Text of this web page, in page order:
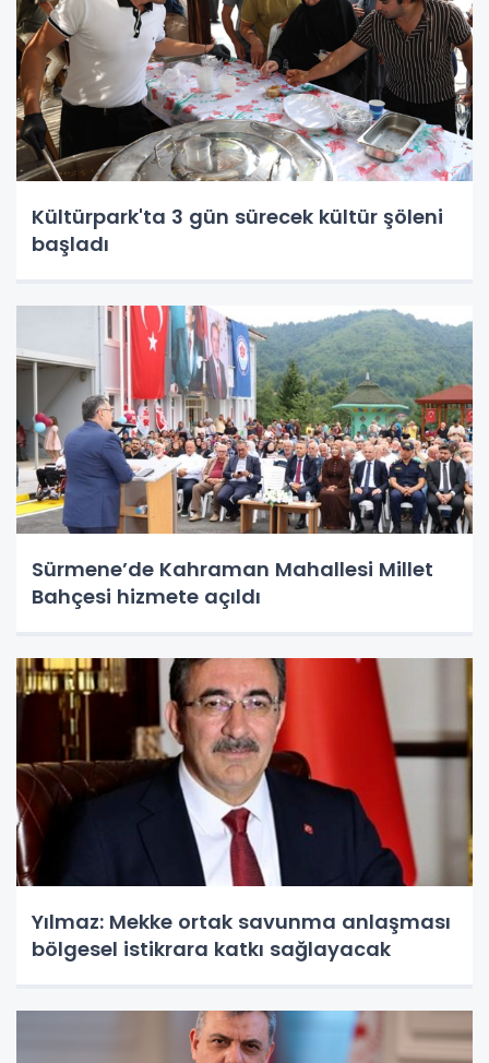
Kültürpark'ta 3 gün sürecek kültür şöleni
başladı
Sürmene’de Kahraman Mahallesi Millet
Bahçesi hizmete açıldı
Yılmaz: Mekke ortak savunma anlaşması
bölgesel istikrara katkı sağlayacak